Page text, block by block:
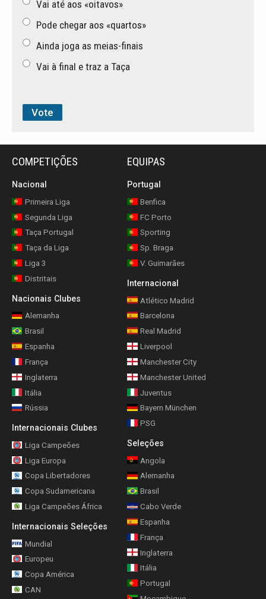
Vai até aos «oitavos»
Pode chegar aos «quartos»
Ainda joga as meias-finais
Vai à final e traz a Taça
COMPETIÇÕES
Nacional
Primeira Liga
Segunda Liga
Taça Portugal
Taça da Liga
Liga 3
Distritais
Nacionais Clubes
Alemanha
Brasil
Espanha
França
Inglaterra
Itália
Rússia
Internacionais Clubes
Liga Campeões
Liga Europa
Copa Libertadores
Copa Sudamericana
Liga Campeões África
Internacionais Seleções
Mundial
Europeu
Copa América
CAN
EQUIPAS
Portugal
Benfica
FC Porto
Sporting
Sp. Braga
V. Guimarães
Internacional
Atlético Madrid
Barcelona
Real Madrid
Liverpool
Manchester City
Manchester United
Juventus
Bayern München
PSG
Seleções
Angola
Alemanha
Brasil
Cabo Verde
Espanha
França
Inglaterra
Itália
Portugal